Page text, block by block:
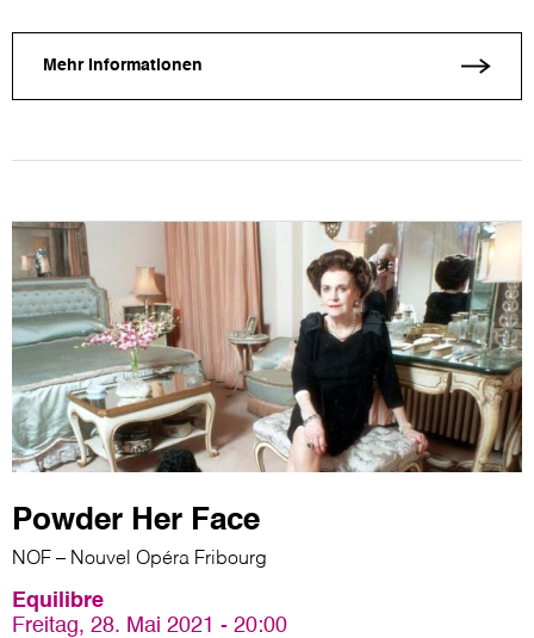
Mehr Informationen
Powder Her Face
NOF – Nouvel Opéra Fribourg
Equilibre
Freitag, 28. Mai 2021 - 20:00